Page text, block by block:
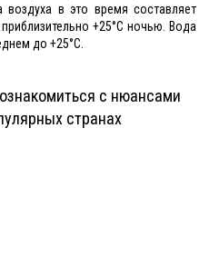
воздуха в это время составляет
+25°С ночью. Вода
до +25°С.
с нюансами
странах